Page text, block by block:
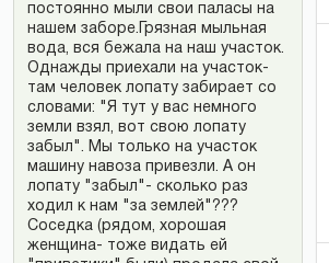
постоянно мыли свои паласы на
нашем заборе.Грязная мыльная
вода, вся бежала на наш участок.
Однажды приехали на участок-
там человек лопату забирает со
словами: "Я тут у вас немного
земли взял, вот свою лопату
забыл". Мы только на участок
машину навоза привезли. А он
лопату "забыл"- сколько раз
ходил к нам "за землей"???
Соседка (рядом, хорошая
женщина- тоже видать ей